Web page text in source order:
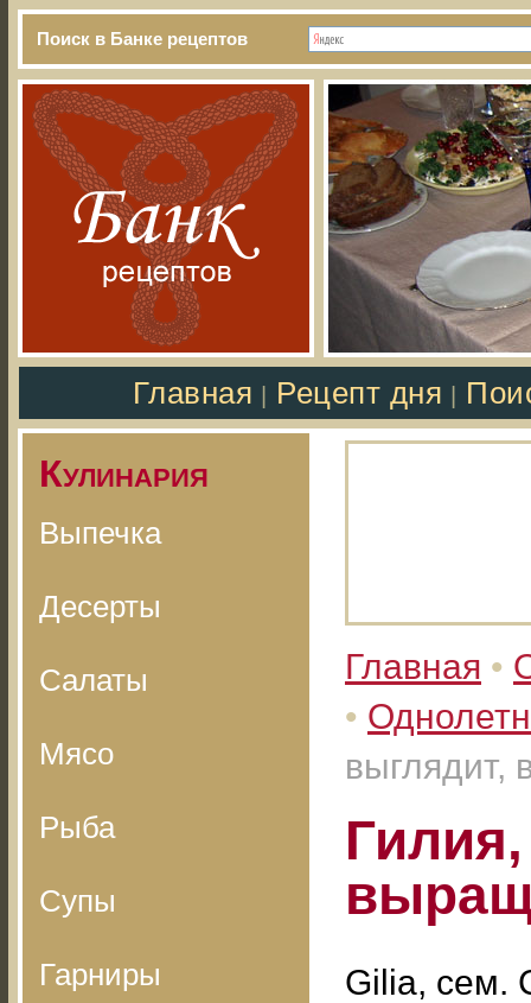
Поиск в Банке рецептов
Главная Рецепт дня
Кулинария
Выпечка
Десерты
Салаты
Мясо
Рыба
Супы
Гарниры
Главная •
•
выглядит,
Gilia,